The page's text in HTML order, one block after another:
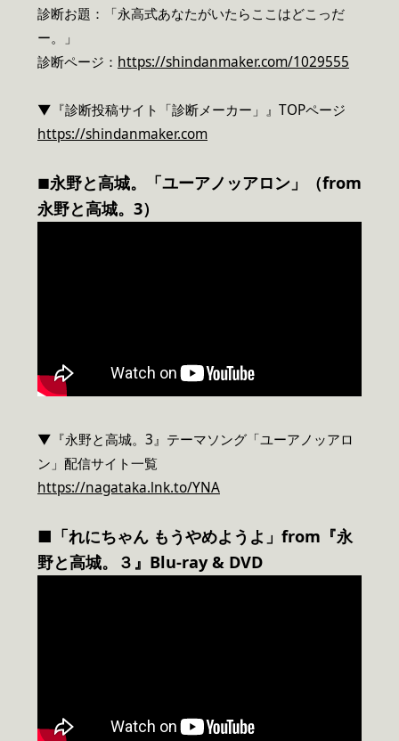
診断お題：「永高式あなたがいたらここはどこっだ
ー。」
診断ページ： https://shindanmaker.com/1029555
▼『診断投稿サイト「診断メーカー」』TOPページ
https://shindanmaker.com
■永野と高城。「ユーアノッアロン」（from
永野と高城。3）
▼『永野と高城。3』テーマソング「ユーアノッアロ
ン」配信サイト一覧
https://nagataka.lnk.to/YNA
■「れにちゃん もうやめようよ」from『永
野と高城。３』Blu-ray & DVD